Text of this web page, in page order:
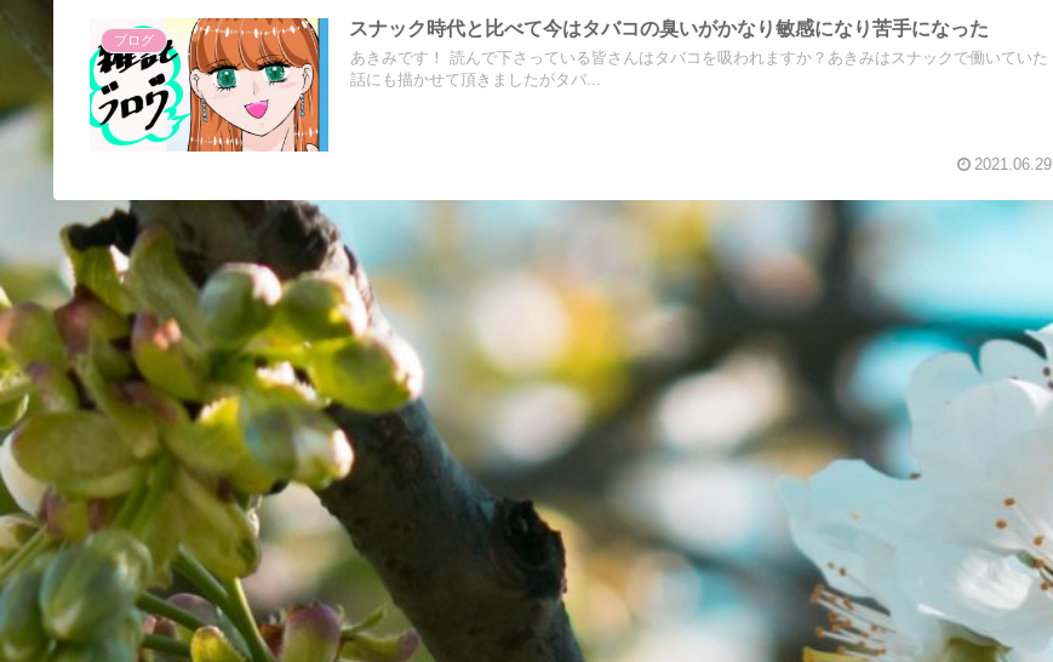
ブログ
スナック時代と比べて今はタバコの臭いがかなり敏感になり苦手になった
あきみです！ 読んで下さっている皆さんはタバコを吸われますか？あきみはスナックで働いていた
話にも描かせて頂きましたがタバ...
2021.06.29